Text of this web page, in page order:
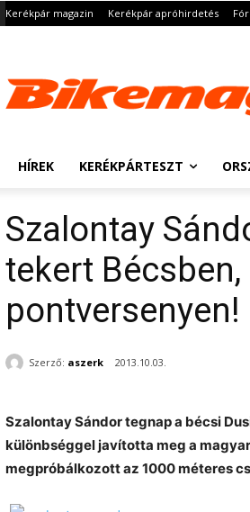
Kerékpár magazin Kerékpár apróhirdetés
HÍREK KERÉKPÁRTESZT
Szalontay
tekert
pontversenyen!
Szerző: aszerk 2013.10.03.
Szalontay Sándor tegnap a bécsi
különbséggel javította meg a
megpróbálkozott az 1000 méteres